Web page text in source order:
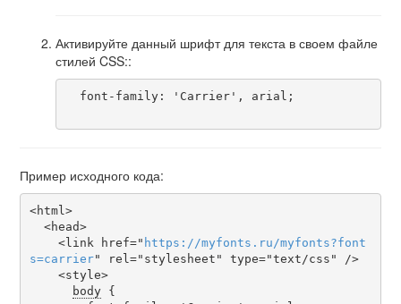
Активируйте данный шрифт для текста в своем файле
стилей CSS::
Пример исходного кода:
<html>
    <link href="
https ://myfonts . ru /myfonts?font
s=carrier" rel="stylesheet" type="text/css" />
body {